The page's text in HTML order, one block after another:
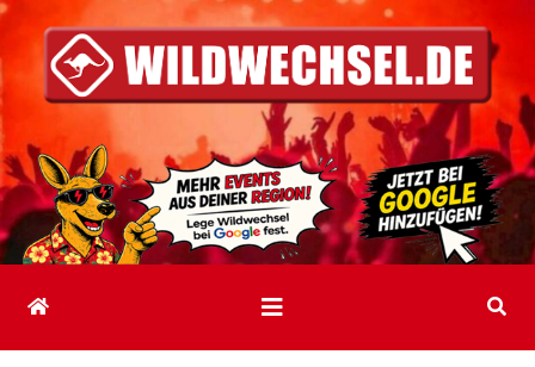
Inhalt
springen